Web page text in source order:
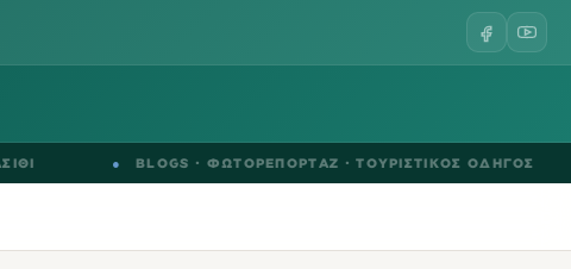
BLOGS ·ΦΩΤΟΡΕΠΟΡΤΑΖ·ΤΟΥΡΙΣΤΙΚΟΣ ΟΔΗΓΟΣ